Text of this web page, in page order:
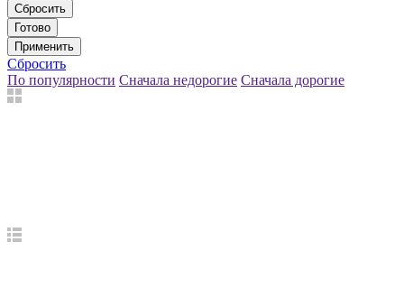
Сбросить
Готово
Применить
Сбросить
По популярности Сначала недорогие Сначала дорогие